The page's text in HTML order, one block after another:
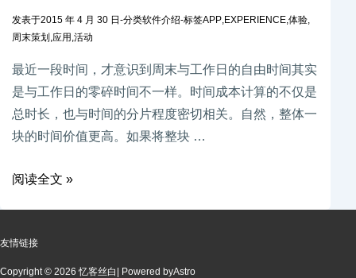
发表于2015 年 4 月 30 日 -分类软件介绍-标签APP,EXPERIENCE,体验,
周末策划 ,应用 ,活动
最近一段时间，才意识到周末与工作日的自由时间其实
是与工作日的零碎时间不一样。时间成本计算的不仅是
总时长，也与时间的分片程度密切相关。自然，整体一
块的时间价值更高。如果将整块 …
阅读全文 »
友情链接
Copyright © 2026 忆客丝白 | Powered byAstro